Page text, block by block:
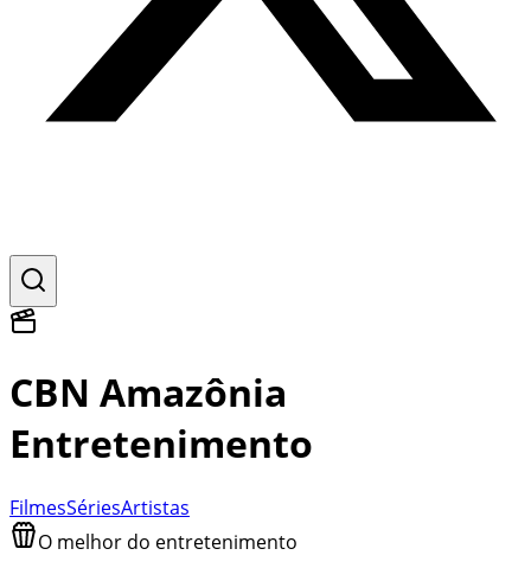
CBN Amazônia
Entretenimento
FilmesSériesArtistas
O melhor do entretenimento